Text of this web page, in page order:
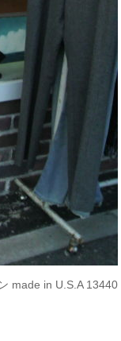
made in U.S.A 13440